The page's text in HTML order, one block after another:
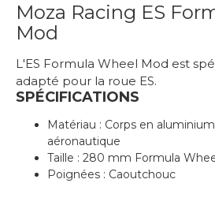
Moza Racing ES
Mod
L'ES Formula Wheel Mod est
adapté pour la roue ES.
SPÉCIFICATIONS
Matériau : Corps en
aéronautique
Taille : 280 mm Formula
Poignées : Caoutchouc